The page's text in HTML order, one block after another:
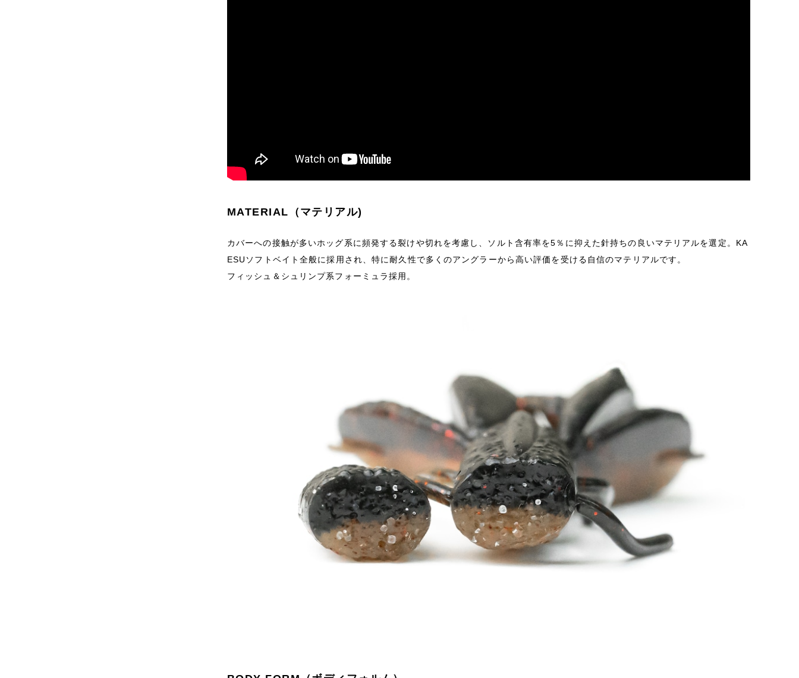
MATERIAL（マテリアル)
カバーへの接触が多いホッグ系に頻発する裂けや切れを考慮し、ソルト含有率を5％に抑えた針持ちの良いマテリアルを選定。KA
ESUソフトベイト全般に採用され、特に耐久性で多くのアングラーから高い評価を受ける自信のマテリアルです。
フィッシュ＆シュリンプ系フォーミュラ採用。